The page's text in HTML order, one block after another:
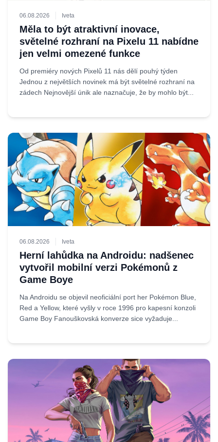
06.08.2026 Iveta
Měla to být atraktivní inovace,
světelné rozhraní na Pixelu 11 nabídne
jen velmi omezené funkce
Od premiéry nových Pixelů 11 nás dělí pouhý týden
Jednou z největších novinek má být světelné rozhraní na
zádech Nejnovější únik ale naznačuje, že by mohlo být...
06.08.2026 Iveta
Herní lahůdka na Androidu: nadšenec
vytvořil mobilní verzi Pokémonů z
Game Boye
Na Androidu se objevil neoficiální port her Pokémon Blue,
Red a Yellow, které vyšly v roce 1996 pro kapesní konzoli
Game Boy Fanouškovská konverze sice vyžaduje...